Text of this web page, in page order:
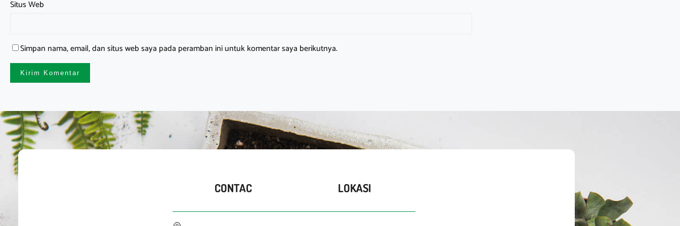
Situs Web
Simpan nama, email, dan situs web saya pada peramban ini untuk komentar saya berikutnya.
CONTAC LOKASI